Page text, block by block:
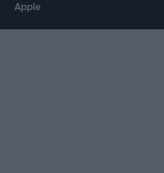
Apple